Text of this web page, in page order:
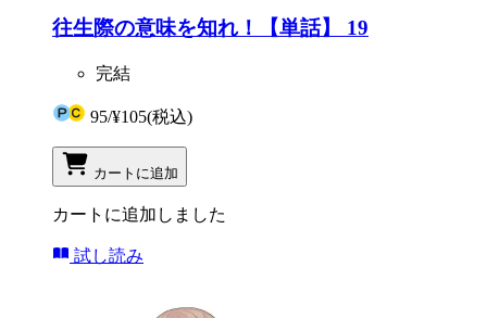
往生際の意味を知れ！【単話】 19
完結
95/¥105(税込)
カートに追加
カートに追加しました
試し読み